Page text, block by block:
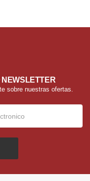
sobre nuestras ofertas.